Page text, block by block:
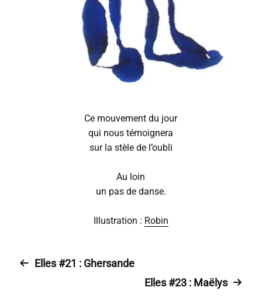
Ce mouvement du jour
qui nous témoignera
sur la stèle de l’oubli
Au loin
un pas de danse.
Illustration : Robin
Elles #21 : Ghersande
Elles #23 : Maëlys